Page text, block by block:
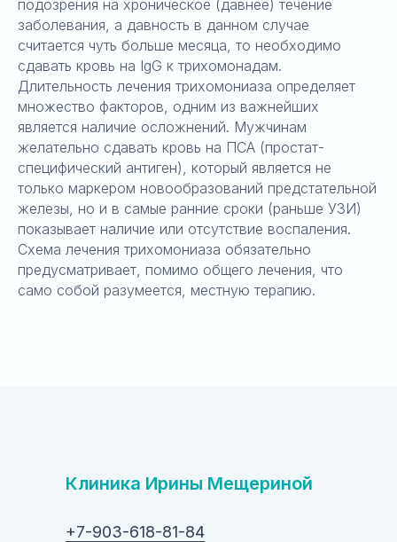
подозрения на хроническое (давнее) течение
заболевания, а давность в данном случае
считается чуть больше месяца, то необходимо
сдавать кровь на IgG к трихомонадам.
Длительность лечения трихомониаза определяет
множество факторов, одним из важнейших
является наличие осложнений. Мужчинам
желательно сдавать кровь на ПСА (простат-
специфический антиген), который является не
только маркером новообразований предстательной
железы, но и в самые ранние сроки (раньше УЗИ)
показывает наличие или отсутствие воспаления.
Схема лечения трихомониаза обязательно
предусматривает, помимо общего лечения, что
само собой разумеется, местную терапию.
Клиника Ирины Мещериной
+7-903-618-81-84